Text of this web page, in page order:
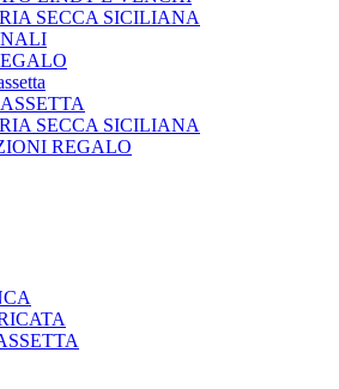
SECCA SICILIANA
SECCA SICILIANA
REGALO